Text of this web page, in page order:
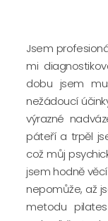
Jsem
mi
dobu jsem
nežádoucí
výrazné
páteří a trpěl
což můj
jsem hodně
nepomůže, až
metodu